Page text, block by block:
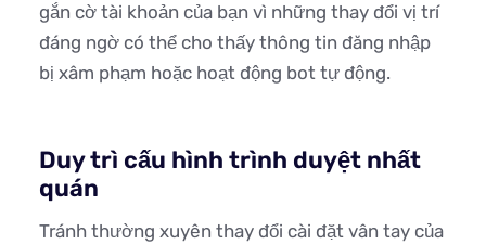
gắn cờ tài khoản của bạn vì những thay đổi vị trí
đáng ngờ có thể cho thấy thông tin đăng nhập
bị xâm phạm hoặc hoạt động bot tự động.
Duy trì cấu hình trình duyệt nhất
quán
Tránh thường xuyên thay đổi cài đặt vân tay của